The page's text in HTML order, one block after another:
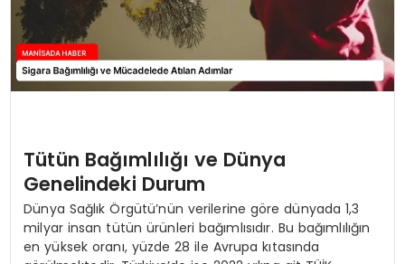
YAŞAM
Tütün Bağımlılığı ve Dünya
Genelindeki Durum
Dünya Sağlık Örgütü’nün verilerine göre dünyada 1,3
milyar insan tütün ürünleri bağımlısıdır. Bu bağımlılığın
en yüksek oranı, yüzde 28 ile Avrupa kıtasında